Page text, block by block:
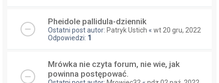
Pheidole pallidula-dziennik
Ostatni post autor: Patryk Ustich « wt 20 gru, 2022
Odpowiedzi: 1
Mrówka nie czyta forum, nie wie, jak
powinna postępować.